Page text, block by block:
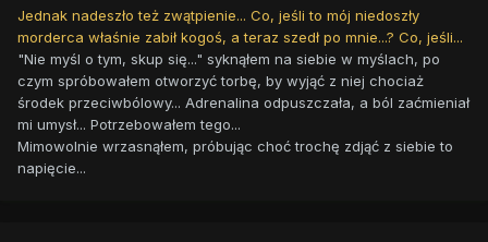
Jednak nadeszło też zwątpienie... Co, jeśli to mój niedoszły
morderca właśnie zabił kogoś, a teraz szedł po mnie...? Co, jeśli...
"Nie myśl o tym, skup się..." syknąłem na siebie w myślach, po
czym spróbowałem otworzyć torbę, by wyjąć z niej chociaż
środek przeciwbólowy... Adrenalina odpuszczała, a ból zaćmieniał
mi umysł... Potrzebowałem tego...
Mimowolnie wrzasnąłem, próbując choć trochę zdjąć z siebie to
napięcie...